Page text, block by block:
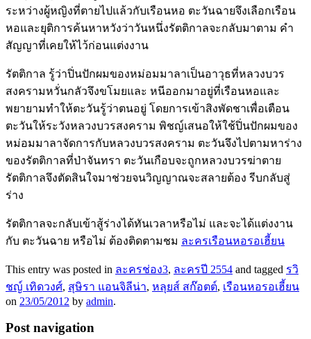
ระหว่างผู้หญิงที่ตายไปแล้วกับเรือนหอ ตะวันฉายจึงเลือกเรือน
หอและยุติการค้นหาหวังว่าวันหนึ่งรัตติกาลจะกลับมาตาม คำ
สัญญาที่เคยให้ไว้ก่อนแต่งงาน
รัตติกาล รู้ว่าปิ่นปักผมของหม่อมมาลาเป็นอาวุธที่หลวงบวร
สงครามหวั่นกลัวจึงขโมยและ หนีออกมาอยู่ที่เรือนหอและ
พยายามทำให้ตะวันรู้ว่าตนอยู่ โดยการเข้าสิงพัดชาเพื่อเตือน
ตะวันให้ระวังหลวงบวรสงคราม พิชญ์เสนอให้ใช้ปิ่นปักผมของ
หม่อมมาลาจัดการกับหลวงบวรสงคราม ตะวันจึงไปตามหาร่าง
ของรัตติกาลที่ป่าจันทรา ตะวันเกือบจะถูกหลวงบวรฆ่าตาย
รัตติกาลจึงตัดสินใจมาช่วยจนวิญญาณจะสลายต้อง รีบกลับสู่
ร่าง
รัตติกาลจะกลับเข้าสู้ร่างได้ทันเวลาหรือไม่ และจะได้แต่งงาน
กับ ตะวันฉาย หรือไม่ ต้องติดตามชม ละครเรือนหอรอเฮี้ยน
This entry was posted in ละครช่อง3, ละครปี 2554 and tagged รวิ
ชญ์ เทิดวงศ์, สุษิรา แอนจิลีน่า, หลุยส์ สก๊อตต์, เรือนหอรอเฮี้ยน
on 23/05/2012 by admin.
Post navigation